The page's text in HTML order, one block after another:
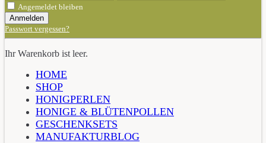
Angemeldet bleiben
Passwort vergessen?
Ihr Warenkorb ist leer.
HOME
SHOP
HONIGPERLEN
HONIGE & BLÜTENPOLLEN
GESCHENKSETS
MANUFAKTURBLOG